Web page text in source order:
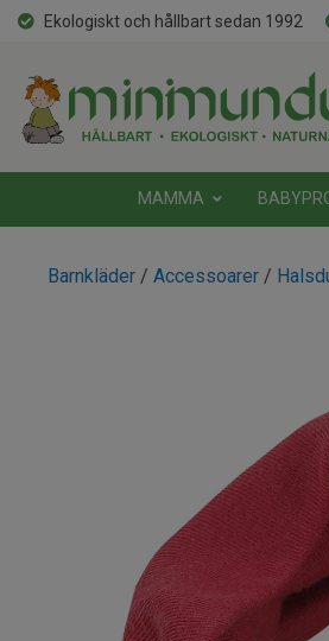
Ekologiskt och hållbart sedan 1992
MAMMA
Barnkläder / Accessoarer /